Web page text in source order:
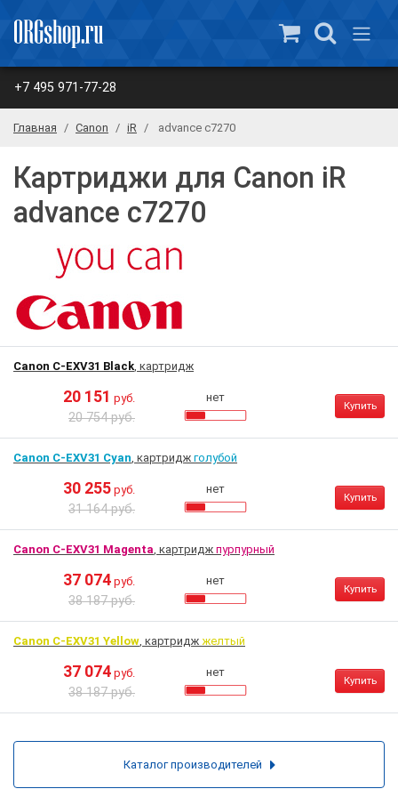
+7 495 971-77-28
Главная Canon iR advance c7270
Картриджи для Canon iR
advance c7270
Canon C-EXV31 Black, картридж
20 151 руб.
20 754 руб.
нет
Купить
Canon C-EXV31 Cyan, картридж голубой
30 255 руб.
31 164 руб.
нет
Купить
Canon C-EXV31 Magenta, картридж пурпурный
37 074 руб.
38 187 руб.
нет
Купить
Canon C-EXV31 Yellow, картридж желтый
37 074 руб.
38 187 руб.
нет
Купить